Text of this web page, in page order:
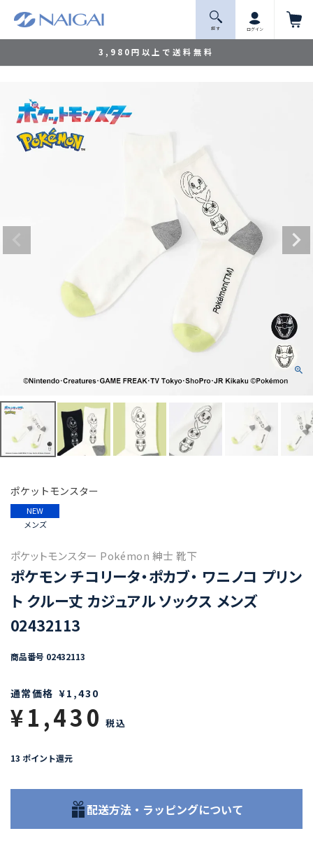
3,980円以上で送料無料
探 す ログイン
ポケットモンスター
NEW
メンズ
ポケットモンスター Pokémon 紳士 靴下
ポケモン チコリータ・ポカブ・ ワニノコ プリン
ト クルー丈 カジュアル ソックス メンズ
02432113
商品番号 02432113
通常価格 ¥1,430
¥1,430 税込
13 ポイント還元
配送方法・ラッピングについて